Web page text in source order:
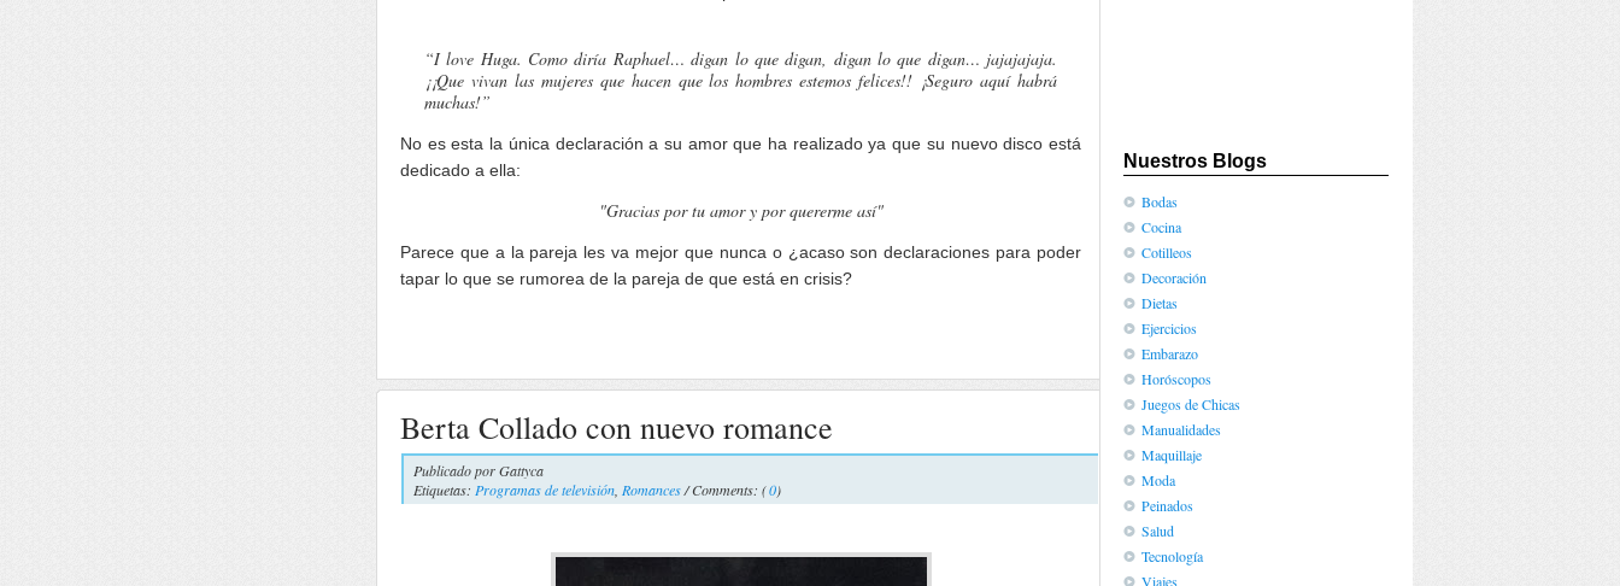
“I love Huga. Como diría Raphael… digan lo que digan, digan lo que digan… jajajajaja.
¡¡Que vivan las mujeres que hacen que los hombres estemos felices!! ¡Seguro aquí habrá
muchas!”
No es esta la única declaración a su amor que ha realizado ya que su nuevo disco está
dedicado a ella:
"Gracias por tu amor y por quererme así"
Parece que a la pareja les va mejor que nunca o ¿acaso son declaraciones para poder
tapar lo que se rumorea de la pareja de que está en crisis?
Berta Collado con nuevo romance
Publicado porGattyca
Etiquetas: Programas de televisión Romances/ Comments: (0)
Nuestros Blogs
Bodas
Cocina
Cotilleos
Decoración
Dietas
Ejercicios
Embarazo
Horóscopos
Juegos de Chicas
Manualidades
Maquillaje
Moda
Peinados
Salud
Tecnología
Viajes